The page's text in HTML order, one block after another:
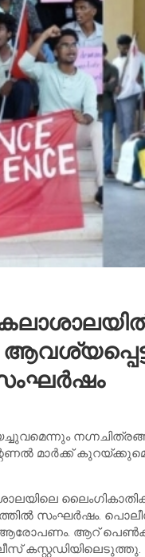
മാര്‍ക്ക്
സംഘര്‍ഷം.
ആരോപണം. ആറ്